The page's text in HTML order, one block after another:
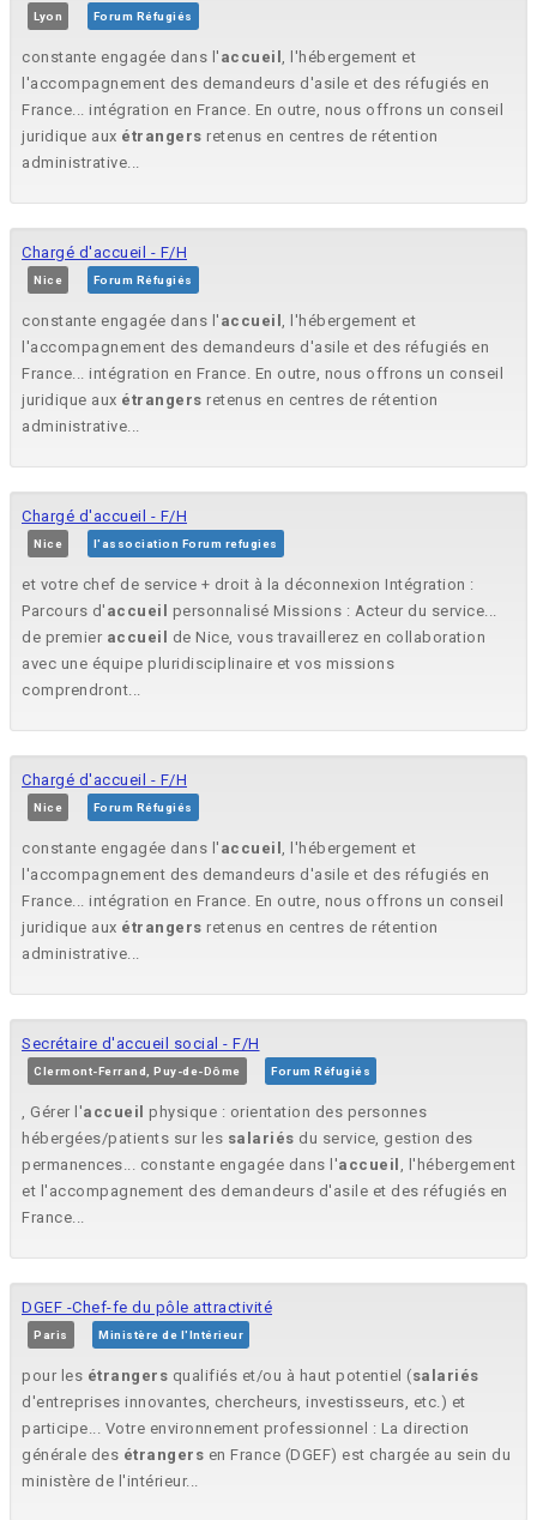
Lyon Forum Réfugiés
constante engagée dans l' accueil , l'hébergement et
l'accompagnement des demandeurs d'asile et des réfugiés en
France... intégration en France. En outre, nous offrons un conseil
juridique aux étrangers retenus en centres de rétention
administrative...
Chargé d'accueil - F/H
Nice Forum Réfugiés
constante engagée dans l' accueil , l'hébergement et
l'accompagnement des demandeurs d'asile et des réfugiés en
France... intégration en France. En outre, nous offrons un conseil
juridique aux étrangers retenus en centres de rétention
administrative...
Chargé d'accueil - F/H
Nice l'association Forum refugies
et votre chef de service + droit à la déconnexion Intégration :
Parcours d' accueil
personnalisé Missions : Acteur du service...
de premier accueil
de Nice, vous travaillerez en collaboration
avec une équipe pluridisciplinaire et vos missions
comprendront...
Chargé d'accueil - F/H
Nice Forum Réfugiés
constante engagée dans l' accueil , l'hébergement et
l'accompagnement des demandeurs d'asile et des réfugiés en
France... intégration en France. En outre, nous offrons un conseil
juridique aux étrangers retenus en centres de rétention
administrative...
Secrétaire d'accueil social - F/H
Clermont-Ferrand, Puy-de-Dôme Forum Réfugiés
, Gérer l'accueil
physique : orientation des personnes
hébergées/patients sur les salariés du service, gestion des
permanences... constante engagée dans l'accueil , l'hébergement
et l'accompagnement des demandeurs d'asile et des réfugiés en
France...
DGEF -Chef-fe du pôle attractivité
Paris Ministère de l'Intérieur
pour les étrangers qualifiés et/ou à haut potentiel (salariés
d'entreprises innovantes, chercheurs, investisseurs, etc.) et
participe... Votre environnement professionnel : La direction
générale des étrangers en France (DGEF) est chargée au sein du
ministère de l'intérieur...